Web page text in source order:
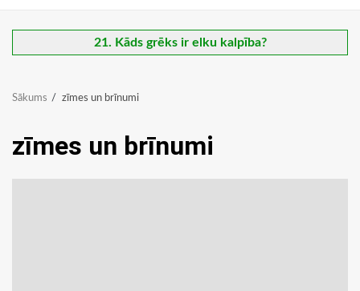
21. Kāds grēks ir elku kalpība?
Sākums zīmes un brīnumi
zīmes un brīnumi